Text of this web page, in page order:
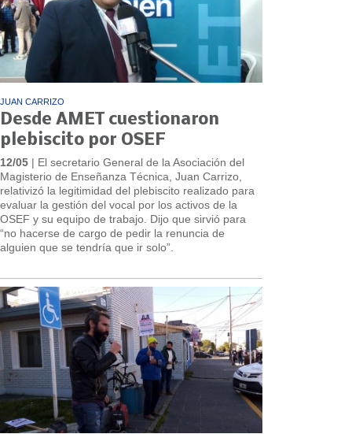
JUAN CARRIZO
Desde AMET cuestionaron
plebiscito por OSEF
12/05 | El secretario General de la Asociación del
Magisterio de Enseñanza Técnica, Juan Carrizo,
relativizó la legitimidad del plebiscito realizado para
evaluar la gestión del vocal por los activos de la
OSEF y su equipo de trabajo. Dijo que sirvió para
“no hacerse de cargo de pedir la renuncia de
alguien que se tendría que ir solo”.